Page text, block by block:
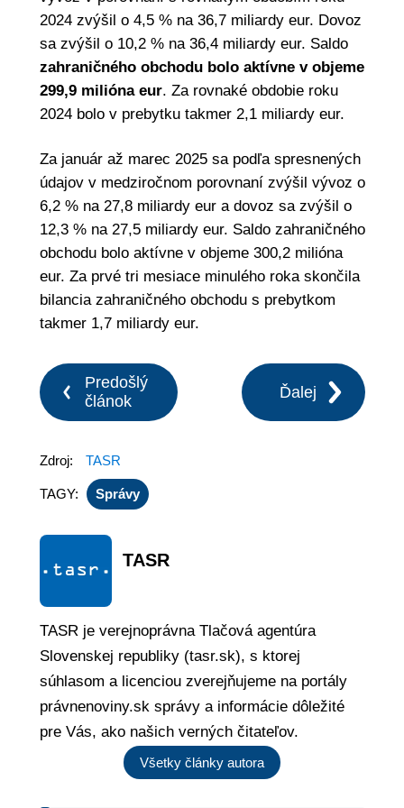
2024 zvýšil o 4,5 % na 36,7 miliardy eur. Dovoz
sa zvýšil o 10,2 % na 36,4 miliardy eur. Saldo
zahraničného obchodu bolo aktívne v objeme
299,9 milióna eur. Za rovnaké obdobie roku
2024 bolo v prebytku takmer 2,1 miliardy eur.
Za január až marec 2025 sa podľa spresnených
údajov v medziročnom porovnaní zvýšil vývoz o
6,2 % na 27,8 miliardy eur a dovoz sa zvýšil o
12,3 % na 27,5 miliardy eur. Saldo zahraničného
obchodu bolo aktívne v objeme 300,2 milióna
eur. Za prvé tri mesiace minulého roka skončila
bilancia zahraničného obchodu s prebytkom
takmer 1,7 miliardy eur.
Predošlý
článok
Ďalej
Zdroj: TASR
TAGY: Správy
TASR
TASR je verejnoprávna Tlačová agentúra
Slovenskej republiky (tasr.sk), s ktorej
súhlasom a licenciou zverejňujeme na portály
právnenoviny.sk správy a informácie dôležité
pre Vás, ako našich verných čitateľov.
Všetky články autora